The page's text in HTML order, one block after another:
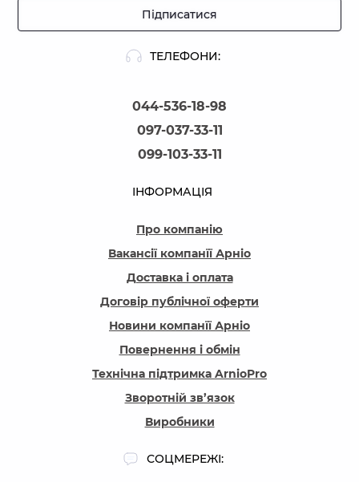
ТЕЛЕФОНИ:
044-536-18-98
097-037-33-11
099-103-33-11
Підписатися
ІНФОРМАЦІЯ
Про компанію
Вакансії компанїї Арніо
Доставка і оплата
Договір публічної оферти
Новини компанїї Арніо
Повернення і обмін
Технічна підтримка ArnioPro
Зворотній зв’язок
Виробники
СОЦМЕРЕЖІ: